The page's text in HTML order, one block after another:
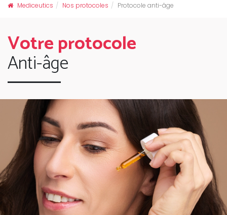
Mediceutics Nos protocoles Protocole anti-âge
Votre protocole
Anti-âge